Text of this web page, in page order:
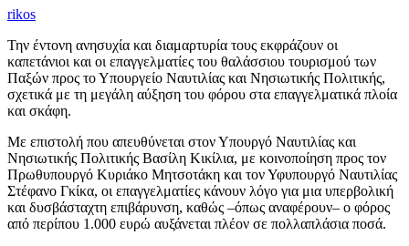
rikos
Την έντονη ανησυχία και διαμαρτυρία τους εκφράζουν οι
καπετάνιοι και οι επαγγελματίες του θαλάσσιου τουρισμού των
Παξών προς το Υπουργείο Ναυτιλίας και Νησιωτικής Πολιτικής,
σχετικά με τη μεγάλη αύξηση του φόρου στα επαγγελματικά πλοία
και σκάφη.
Με επιστολή που απευθύνεται στον Υπουργό Ναυτιλίας και
Νησιωτικής Πολιτικής Βασίλη Κικίλια, με κοινοποίηση προς τον
Πρωθυπουργό Κυριάκο Μητσοτάκη και τον Υφυπουργό Ναυτιλίας
Στέφανο Γκίκα, οι επαγγελματίες κάνουν λόγο για μια υπερβολική
και δυσβάσταχτη επιβάρυνση, καθώς –όπως αναφέρουν– ο φόρος
από περίπου 1.000 ευρώ αυξάνεται πλέον σε πολλαπλάσια ποσά.